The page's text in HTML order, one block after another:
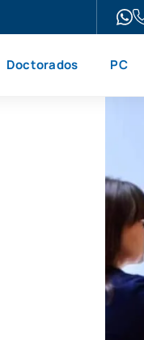
Doctorados PC